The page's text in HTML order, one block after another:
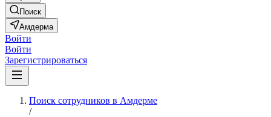
Поиск
Амдерма
Войти
Войти
Зарегистрироваться
Поиск сотрудников в Амдерме
/